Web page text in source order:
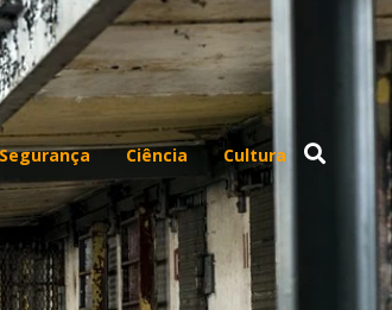
Segurança Ciência Cultura